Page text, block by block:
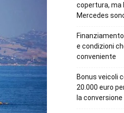
copertura, ma
Mercedes
e condizioni
conveniente
Bonus veicoli
20.000 euro
la conversione